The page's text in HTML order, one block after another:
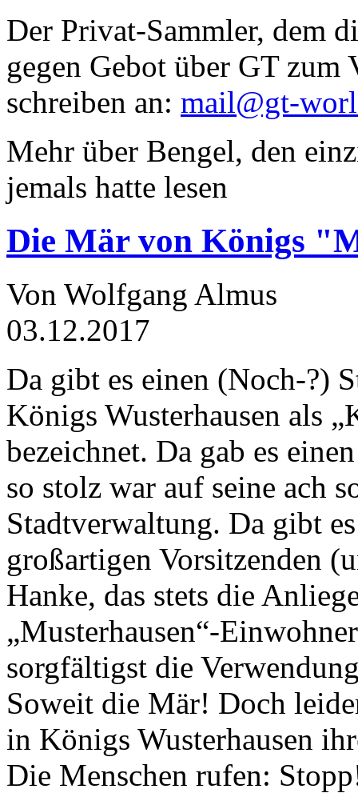
Der Privat-Sammler, dem
gegen Gebot über GT zum
schreiben an: mail@gt-
Mehr über Bengel, den
jemals hatte lesen
Die Mär von Königs
Von Wolfgang Almus
03.12.2017
Da gibt es einen (Noch-?)
Königs Wusterhausen als
bezeichnet. Da gab es
so stolz war auf seine ach
Stadtverwaltung. Da gibt
großartigen Vorsitzenden
Hanke, das stets die
„Musterhausen“-
sorgfältigst die
Soweit die Mär! Doch
in Königs Wusterhausen
Die Menschen rufen: